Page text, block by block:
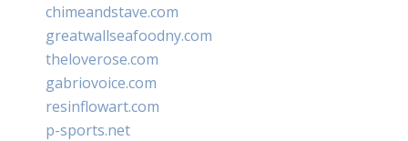
chimeandstave.com
greatwallseafoodny.com
theloverose.com
gabriovoice.com
resinflowart.com
p-sports.net